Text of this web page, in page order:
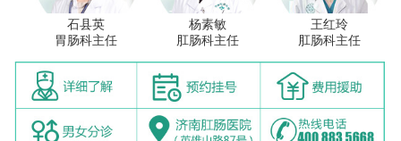
石县英
胃肠科主任
杨素敏
肛肠科主任
王红玲
肛肠科主任